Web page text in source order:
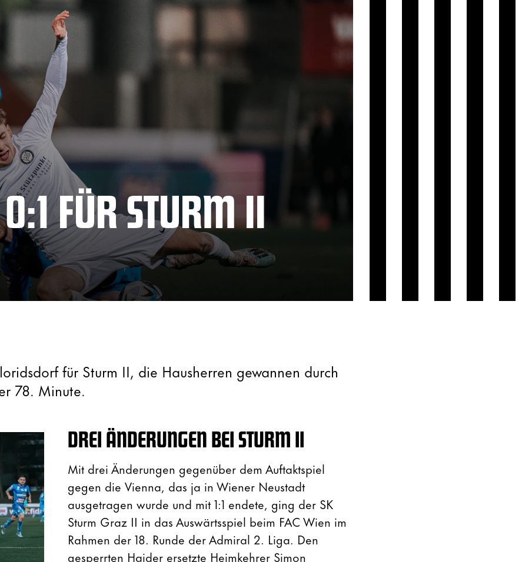
FÜR STURM II
für Sturm II, die Hausherren gewannen durch
78. Minute.
DREI ÄNDERUNGEN BEI STURM II
Mit drei Änderungen gegenüber dem Auftaktspiel
gegen die Vienna, das ja in Wiener Neustadt
ausgetragen wurde und mit 1:1 endete, ging der SK
Sturm Graz II in das Auswärtsspiel beim FAC Wien im
Rahmen der 18. Runde der Admiral 2. Liga. Den
gesperrten Haider ersetzte Heimkehrer Simon